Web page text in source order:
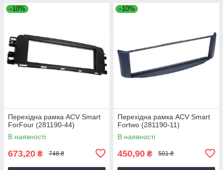
–10%
Перехідна рамка ACV Smart
ForFour (281190-44)
В наявності
673,20 ₴ 748 ₴
–10%
Перехідна рамка ACV Smart
Fortwo (281190-11)
В наявності
450,90 ₴ 501 ₴